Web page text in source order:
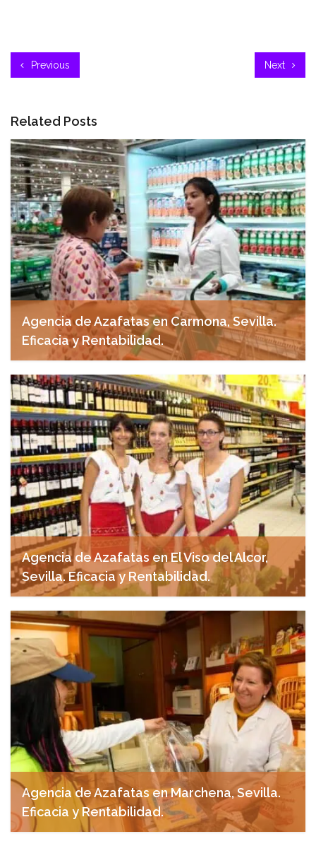
Previous Next
Related Posts
Agencia de Azafatas en Carmona, Sevilla.
Eficacia y Rentabilidad.
abril 28, 2025
Agencia de Azafatas en El Viso del Alcor,
Sevilla. Eficacia y Rentabilidad.
abril 27, 2025
Agencia de Azafatas en Marchena, Sevilla.
Eficacia y Rentabilidad.